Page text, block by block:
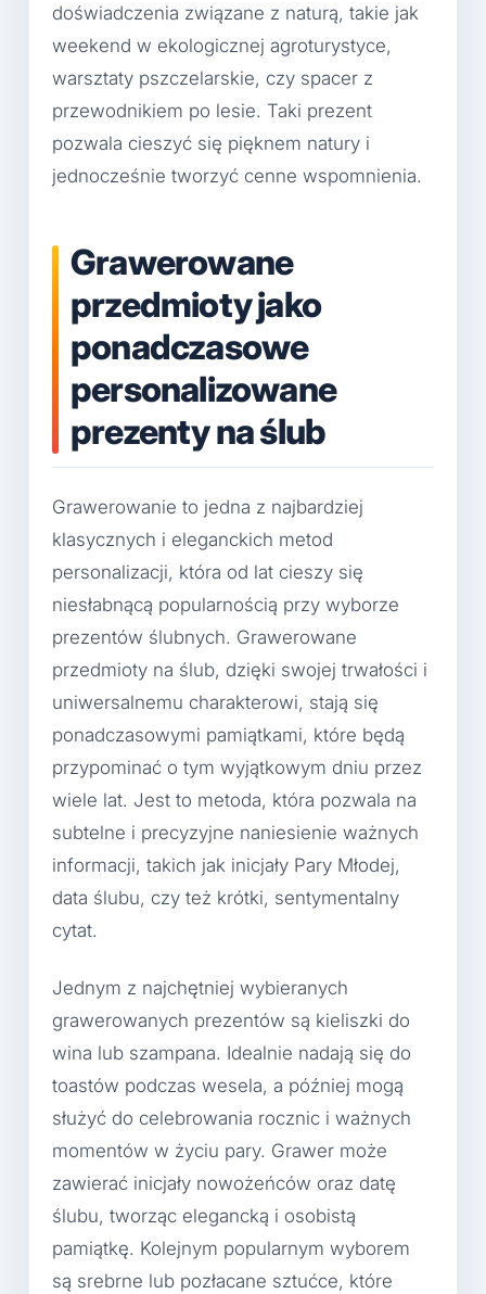
doświadczenia związane z naturą, takie jak
weekend w ekologicznej agroturystyce,
warsztaty pszczelarskie, czy spacer z
przewodnikiem po lesie. Taki prezent
pozwala cieszyć się pięknem natury i
jednocześnie tworzyć cenne wspomnienia.
Grawerowane
przedmioty jako
ponadczasowe
personalizowane
prezenty na ślub
Grawerowanie to jedna z najbardziej
klasycznych i eleganckich metod
personalizacji, która od lat cieszy się
niesłabnącą popularnością przy wyborze
prezentów ślubnych. Grawerowane
przedmioty na ślub, dzięki swojej trwałości i
uniwersalnemu charakterowi, stają się
ponadczasowymi pamiątkami, które będą
przypominać o tym wyjątkowym dniu przez
wiele lat. Jest to metoda, która pozwala na
subtelne i precyzyjne naniesienie ważnych
informacji, takich jak inicjały Pary Młodej,
data ślubu, czy też krótki, sentymentalny
cytat.
Jednym z najchętniej wybieranych
grawerowanych prezentów są kieliszki do
wina lub szampana. Idealnie nadają się do
toastów podczas wesela, a później mogą
służyć do celebrowania rocznic i ważnych
momentów w życiu pary. Grawer może
zawierać inicjały nowożeńców oraz datę
ślubu, tworząc elegancką i osobistą
pamiątkę. Kolejnym popularnym wyborem
są srebrne lub pozłacane sztućce, które